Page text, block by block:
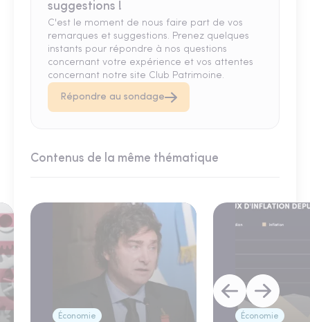
suggestions !
C'est le moment de nous faire part de vos
remarques et suggestions. Prenez quelques
instants pour répondre à nos questions
concernant votre expérience et vos attentes
concernant notre site Club Patrimoine.
Répondre au sondage
Contenus de la même thématique
Économie Économie